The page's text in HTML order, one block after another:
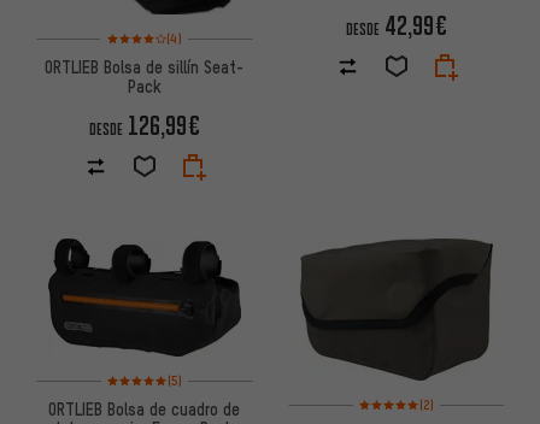
Valoración media: 4 de 5 basada en 4 reseñas
(4)
ORTLIEB Bolsa de sillín Seat-
Pack
DESDE 126,99€
DESDE 42,99€
Valoración media: 5 de 5 basada en 5 reseñas
(5)
ORTLIEB Bolsa de cuadro de
Valoración media: 5 de 5
(2)